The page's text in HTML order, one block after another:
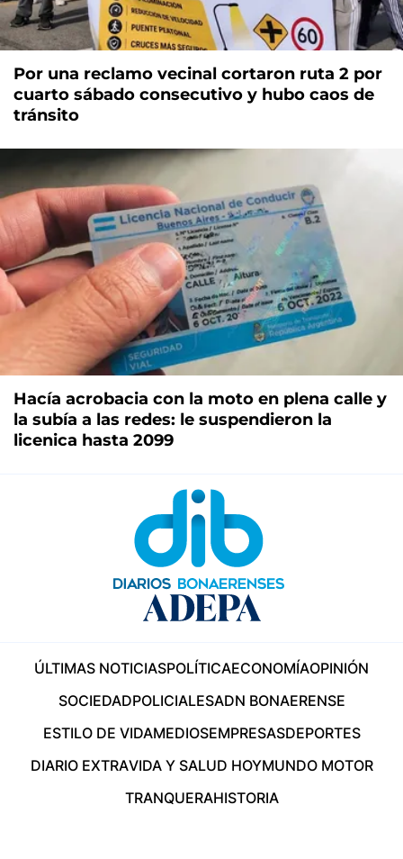
Por una reclamo vecinal cortaron ruta 2 por
cuarto sábado consecutivo y hubo caos de
tránsito
Hacía acrobacia con la moto en plena calle y
la subía a las redes: le suspendieron la
licenica hasta 2099
ÚLTIMAS NOTICIASPOLÍTICAECONOMÍAOPINIÓN
SOCIEDADPOLICIALESADN BONAERENSE
ESTILO DE VIDAMEDIOSEMPRESASDEPORTES
DIARIO EXTRAVIDA Y SALUD HOYMUNDO MOTOR
TRANQUERAHISTORIA